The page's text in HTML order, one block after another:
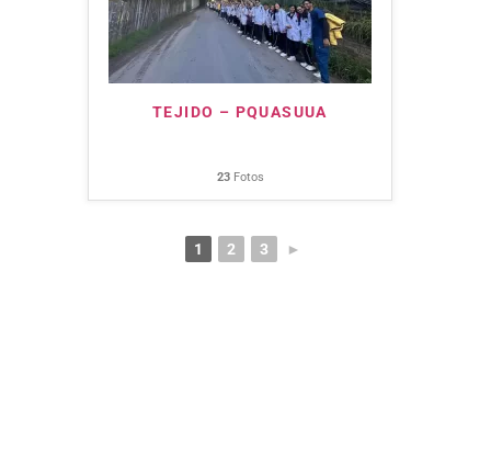
TEJIDO – PQUASUUA
23Fotos
1 2 3 ►